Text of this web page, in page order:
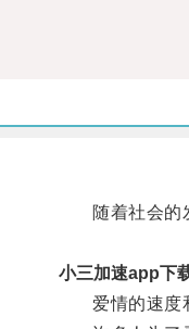
随着社会的发
小三加速app下
爱情的速度和